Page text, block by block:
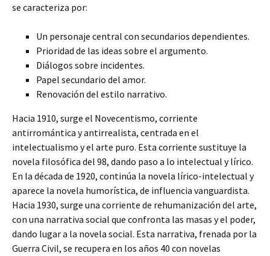
se caracteriza por:
Un personaje central con secundarios dependientes.
Prioridad de las ideas sobre el argumento.
Diálogos sobre incidentes.
Papel secundario del amor.
Renovación del estilo narrativo.
Hacia 1910, surge el Novecentismo, corriente
antirromántica y antirrealista, centrada en el
intelectualismo y el arte puro. Esta corriente sustituye la
novela filosófica del 98, dando paso a lo intelectual y lírico.
En la década de 1920, continúa la novela lírico-intelectual y
aparece la novela humorística, de influencia vanguardista.
Hacia 1930, surge una corriente de rehumanización del arte,
con una narrativa social que confronta las masas y el poder,
dando lugar a la novela social. Esta narrativa, frenada por la
Guerra Civil, se recupera en los años 40 con novelas